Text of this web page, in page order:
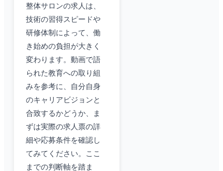
整体サロンの求人は、
技術の習得スピードや
研修体制によって、働
き始めの負担が大きく
変わります。動画で語
られた教育への取り組
みを参考に、自分自身
のキャリアビジョンと
合致するかどうか、ま
ずは実際の求人票の詳
細や応募条件を確認し
てみてください。ここ
までの判断軸を踏ま